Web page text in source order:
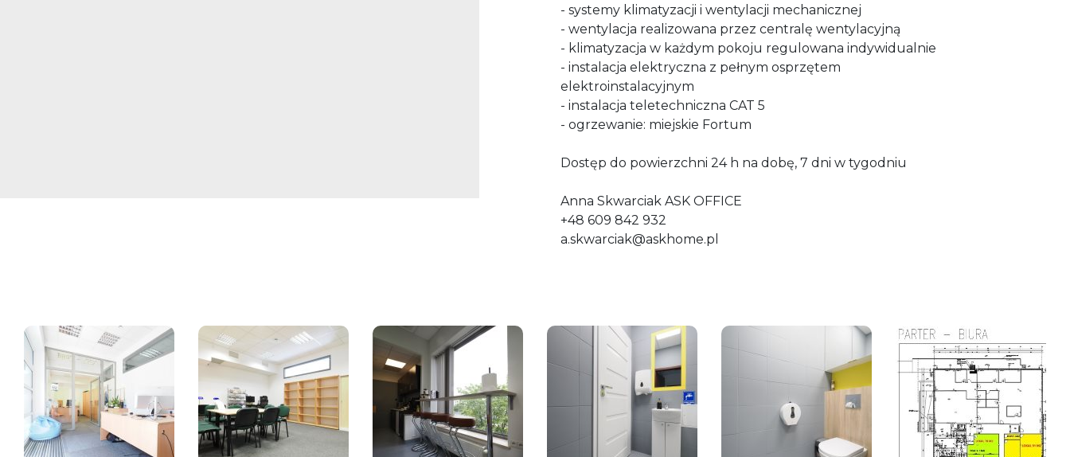
- systemy klimatyzacji i wentylacji mechanicznej
- wentylacja realizowana przez centralę wentylacyjną
- klimatyzacja w każdym pokoju regulowana indywidualnie
- instalacja elektryczna z pełnym osprzętem
elektroinstalacyjnym
- instalacja teletechniczna CAT 5
- ogrzewanie: miejskie Fortum
Dostęp do powierzchni 24 h na dobę, 7 dni w tygodniu
Anna Skwarciak ASK OFFICE
+48 609 842 932
a.skwarciak@askhome.pl